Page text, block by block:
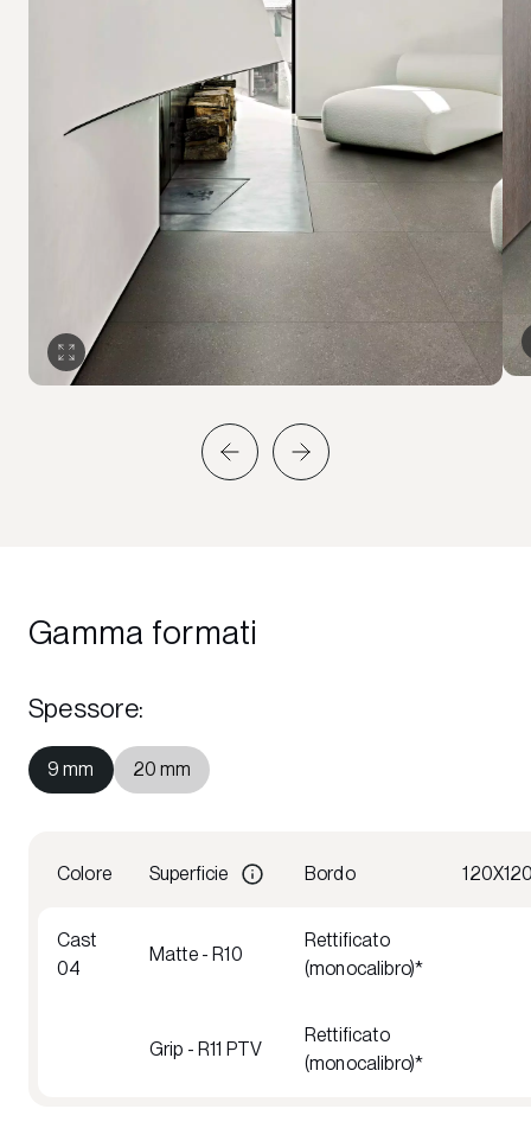
Gamma formati
Spessore:
9 mm 20 mm
Colore Superficie Bordo
Cast
04
Matte - R10
Rettificato
(monocalibro)*
Grip - R11 PTV
Rettificato
(monocalibro)*